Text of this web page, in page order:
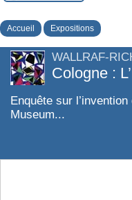
Accueil Expositions
WALLRAF-
Cologne :
Enquête sur
Museum...